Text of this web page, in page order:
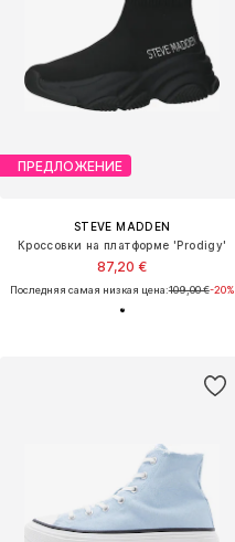
ПРЕДЛОЖЕНИЕ
STEVE MADDEN
Кроссовки на платформе 'Prodigy'
87,20 €
Последняя самая низкая цена:109,00 €-20%